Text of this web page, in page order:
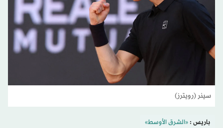
سينر (رويترز)
باريس :«الشرق الأوسط»